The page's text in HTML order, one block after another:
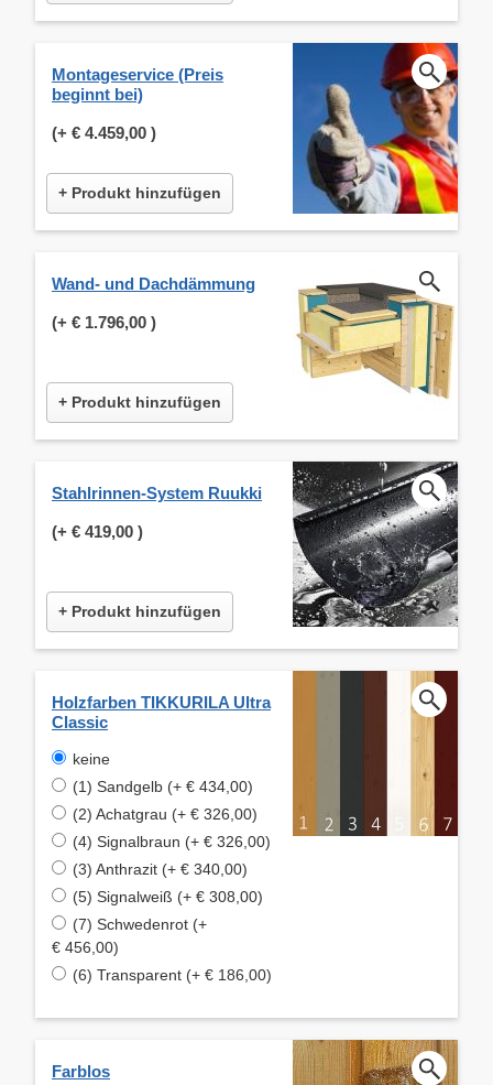
Montageservice (Preis
beginnt bei)
(+ € 4.459,00 )
+ Produkt hinzufügen
Wand- und Dachdämmung
(+ € 1.796,00 )
+ Produkt hinzufügen
Stahlrinnen-System Ruukki
(+ € 419,00 )
+ Produkt hinzufügen
Holzfarben TIKKURILA Ultra
Classic
keine
(1) Sandgelb (+ € 434,00)
(2) Achatgrau (+ € 326,00)
(4) Signalbraun (+ € 326,00)
(3) Anthrazit (+ € 340,00)
(5) Signalweiß (+ € 308,00)
(7) Schwedenrot (+
€ 456,00)
(6) Transparent (+ € 186,00)
Farblos